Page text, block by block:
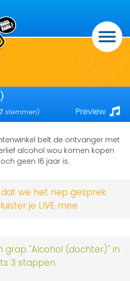
stemmen) Preview
belt de ontvanger met
alcohol wou komen kopen
geen 16 jaar is.
we het nep gesprek
je LIVE mee
grap "Alcohol (dochter)" in
3 stappen